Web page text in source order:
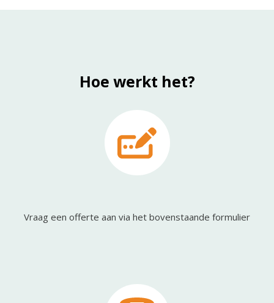
Hoe werkt het?
Vraag een offerte aan via het bovenstaande formulier